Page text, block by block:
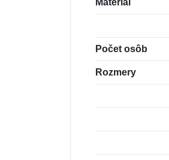
Materiál
Počet osôb
Rozmery